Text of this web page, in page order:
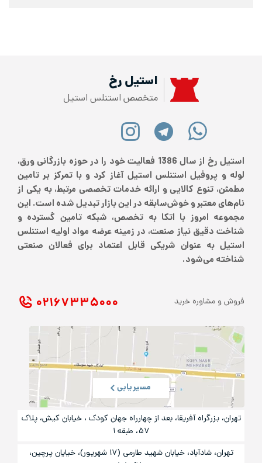
استیل رخ
متخصص استنلس استیل
استیل رخ از سال 1386 فعالیت خود را در حوزه بازرگانی ورق،
لوله و پروفیل استنلس استیل آغاز کرد و با تمرکز بر تامین
مطمئن، تنوع کالایی و ارائه خدمات تخصصی مرتبط، به یکی از
نام‌های معتبر و خوش‌سابقه در این بازار تبدیل شده است. این
مجموعه امروز با اتکا به تخصص، شبکه تامین گسترده و
شناخت دقیق نیاز صنعت، در زمینه عرضه مواد اولیه استنلس
استیل به عنوان شریکی قابل اعتماد برای فعالان صنعتی
شناخته می‌شود.
فروش و مشاوره خرید ۰۲۱ ۶۷۳۳۵۰۰۰
مسیریابی
تهران، بزرگراه آفریقا، بعد از چهارراه جهان کودک ، خیابان کیش، پلاک
۵۷، طبقه ۱
تهران، شادآباد، خیابان شهید طارمی (۱۷ شهریور)، خیایان پرچین،